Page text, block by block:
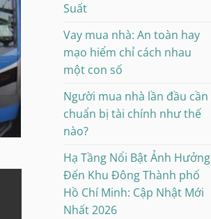
Suất
Vay mua nhà: An toàn hay
mạo hiểm chỉ cách nhau
một con số
Người mua nhà lần đầu cần
chuẩn bị tài chính như thế
nào?
Hạ Tầng Nổi Bật Ảnh Hưởng
Đến Khu Đông Thành phố
Hồ Chí Minh: Cập Nhật Mới
Nhất 2026